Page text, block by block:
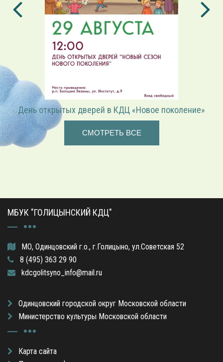
«Играем в режиссёра» — театрализованная программа
СМОТРЕТЬ ВСЕ
МБУК "ГОЛИЦЫНСКИЙ КДЦ"
МО, Одинцовский г.о., г.Голицыно, ул.Советская 52
8 (495) 363 29 90
kdcgolitsyno_info@mail.ru
Одинцовский городской округ Московской области
Министерство культуры Московской области
Карта сайта